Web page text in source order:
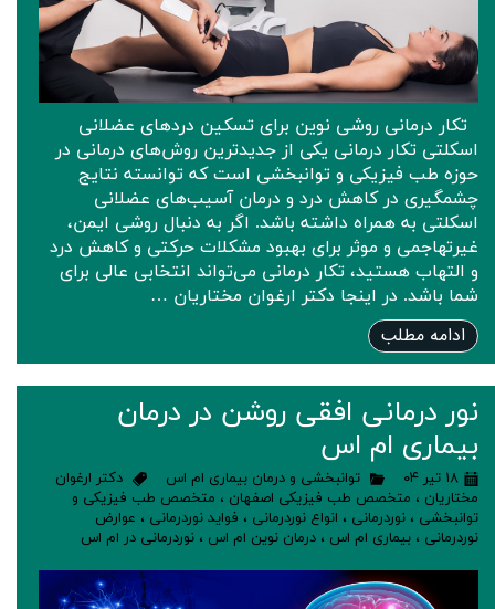
تکار درمانی روشی نوین برای تسکین دردهای عضلانی
اسکلتی تکار درمانی یکی از جدیدترین روش‌های درمانی در
حوزه طب فیزیکی و توانبخشی است که توانسته نتایج
چشمگیری در کاهش درد و درمان آسیب‌های عضلانی
اسکلتی به همراه داشته باشد. اگر به دنبال روشی ایمن،
غیرتهاجمی و موثر برای بهبود مشکلات حرکتی و کاهش درد
و التهاب هستید، تکار درمانی می‌تواند انتخابی عالی برای
شما باشد. در اینجا دکتر ارغوان مختاریان …
ادامه مطلب
نور درمانی افقی روشن در درمان
بیماری ام اس
۱۸ تیر ۰۴ توانبخشی و درمان بیماری ام اس
دکتر ارغوان
مختاریان ، متخصص طب فیزیکی اصفهان ، متخصص طب فیزیکی و
توانبخشی ، نوردرمانی ، انواع نوردرمانی ، فواید نوردرمانی ، عوارض
نوردرمانی ، بیماری ام اس ، درمان نوین ام اس ، نوردرمانی در ام اس